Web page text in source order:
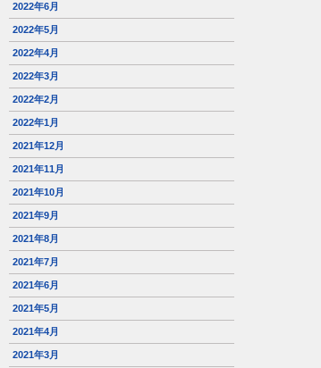
2022年6月
2022年5月
2022年4月
2022年3月
2022年2月
2022年1月
2021年12月
2021年11月
2021年10月
2021年9月
2021年8月
2021年7月
2021年6月
2021年5月
2021年4月
2021年3月